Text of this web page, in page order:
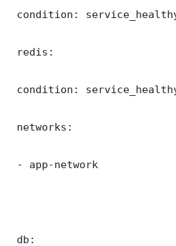
condition:
redis:
condition:
networks:
- app-network
db: